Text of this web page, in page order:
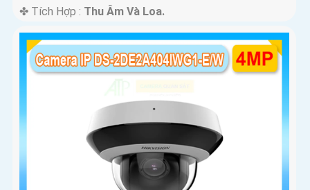
️✤ Tích Hợp : Thu Âm Và Loa.